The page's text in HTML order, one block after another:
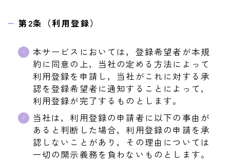
第2条（利用登録）
本サービスにおいては，登録希望者が本規
約に同意の上，当社の定める方法によって
利用登録を申請し，当社がこれに対する承
認を登録希望者に通知することによって，
利用登録が完了するものとします。
当社は，利用登録の申請者に以下の事由が
あると判断した場合，利用登録の申請を承
認しないことがあり，その理由については
一切の開示義務を負わないものとします。